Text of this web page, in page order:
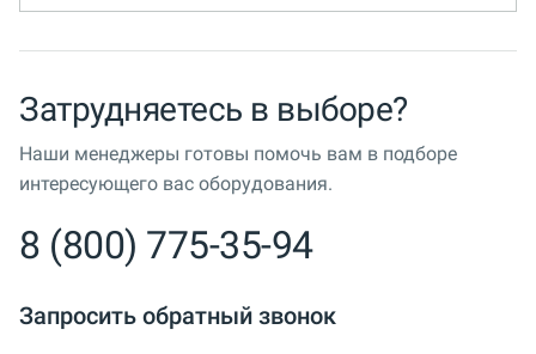
Затрудняетесь в выборе?
Наши менеджеры готовы помочь вам в подборе
интересующего вас оборудования.
8 (800) 775-35-94
Запросить обратный звонок